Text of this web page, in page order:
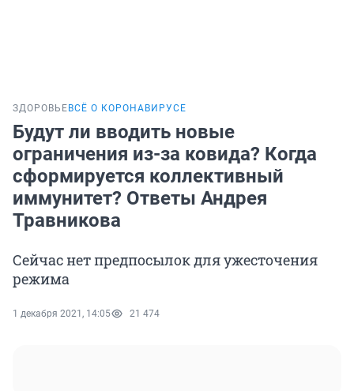
ЗДОРОВЬЕ ВСЁ О КОРОНАВИРУСЕ
Будут ли вводить новые
ограничения из-за ковида? Когда
сформируется коллективный
иммунитет? Ответы Андрея
Травникова
Сейчас нет предпосылок для ужесточения
режима
1 декабря 2021, 14:05 21 474